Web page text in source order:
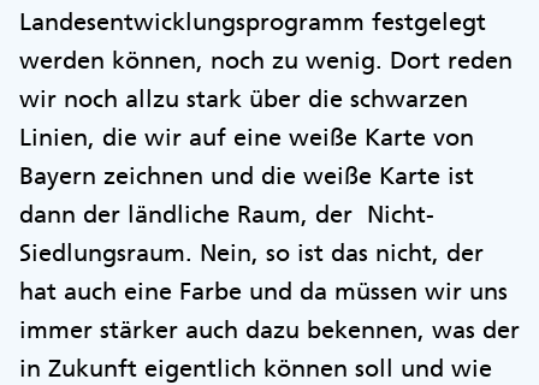
Landesentwicklungsprogramm festgelegt
werden können, noch zu wenig. Dort reden
wir noch allzu stark über die schwarzen
Linien, die wir auf eine weiße Karte von
Bayern zeichnen und die weiße Karte ist
dann der ländliche Raum, der Nicht-
Siedlungsraum. Nein, so ist das nicht, der
hat auch eine Farbe und da müssen wir uns
immer stärker auch dazu bekennen, was der
in Zukunft eigentlich können soll und wie